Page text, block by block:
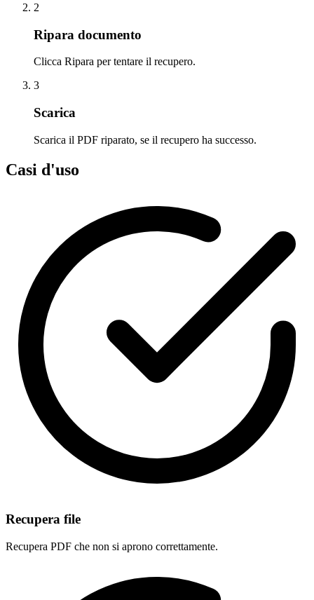
2
Ripara documento
Clicca Ripara per tentare il recupero.
3
Scarica
Scarica il PDF riparato, se il recupero ha successo.
Casi d'uso
Recupera file
Recupera PDF che non si aprono correttamente.